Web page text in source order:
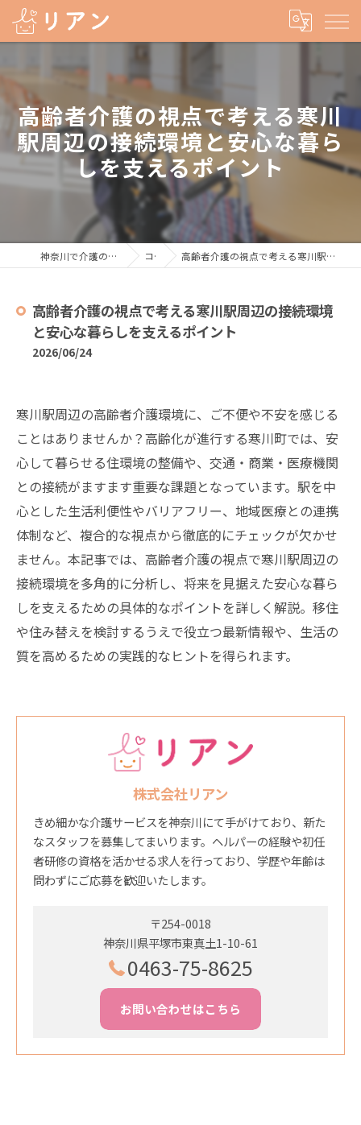
高齢者介護の視点で考える寒川
駅周辺の接続環境と安心な暮ら
しを支えるポイント
神奈川で介護の求人なら株式会社リアン コラム 高齢者介護の視点で考える寒川駅周辺の接続環境と安心な暮らしを支えるポイント
高齢者介護の視点で考える寒川駅周辺の接続環境
と安心な暮らしを支えるポイント
2026/06/24
寒川駅周辺の高齢者介護環境に、ご不便や不安を感じる
ことはありませんか？高齢化が進行する寒川町では、安
心して暮らせる住環境の整備や、交通・商業・医療機関
との接続がますます重要な課題となっています。駅を中
心とした生活利便性やバリアフリー、地域医療との連携
体制など、複合的な視点から徹底的にチェックが欠かせ
ません。本記事では、高齢者介護の視点で寒川駅周辺の
接続環境を多角的に分析し、将来を見据えた安心な暮ら
しを支えるための具体的なポイントを詳しく解説。移住
や住み替えを検討するうえで役立つ最新情報や、生活の
質を高めるための実践的なヒントを得られます。
株式会社リアン
きめ細かな介護サービスを神奈川にて手がけており、新た
なスタッフを募集してまいります。ヘルパーの経験や初任
者研修の資格を活かせる求人を行っており、学歴や年齢は
問わずにご応募を歓迎いたします。
〒254-0018
神奈川県平塚市東真土1-10-61
0463-75-8625
お問い合わせはこちら